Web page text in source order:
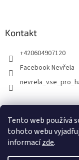
Tento web používá
tohoto webu
informacízde.
Kontakt
+420604907120
Facebook Nevřela